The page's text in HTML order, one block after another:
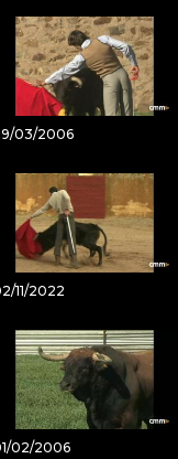
03/2006
11/2022
02/2006